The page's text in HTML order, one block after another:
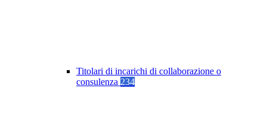
Titolari di incarichi di collaborazione o
consulenza 234